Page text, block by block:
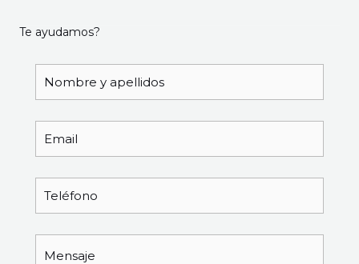
Te ayudamos?